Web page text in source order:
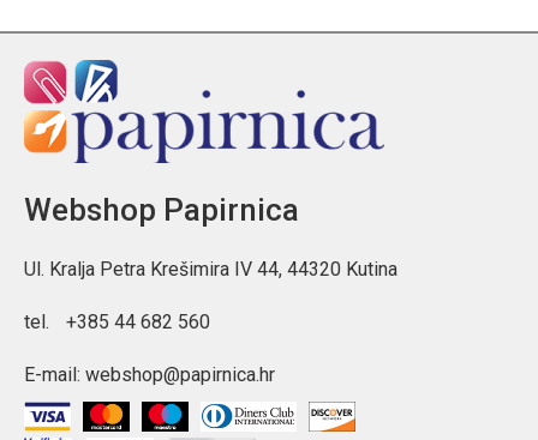
Webshop Papirnica
Ul. Kralja Petra Krešimira IV 44, 44320 Kutina
tel. +385 44 682 560
E-mail: webshop@papirnica.hr